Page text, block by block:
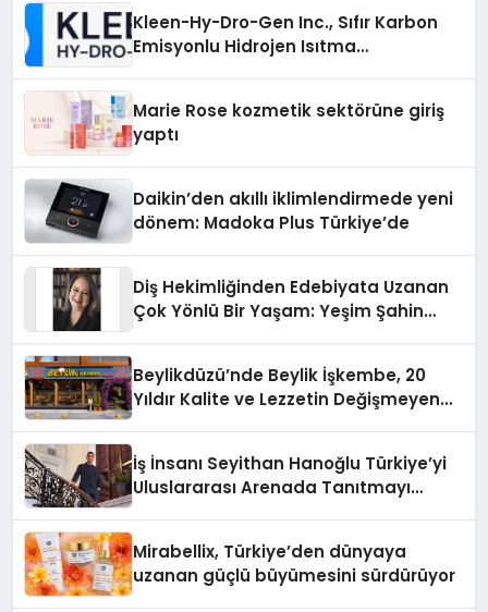
Kleen-Hy-Dro-Gen Inc., Sıfır Karbon
Emisyonlu Hidrojen Isıtma
Marie Rose kozmetik sektörüne giriş
yaptı
Daikin’den akıllı iklimlendirmede yeni
dönem: Madoka Plus Türkiye’de
Diş Hekimliğinden Edebiyata Uzanan
Çok Yönlü Bir Yaşam: Yeşim Şahin
Beylikdüzü’nde Beylik İşkembe, 20
Yıldır Kalite ve Lezzetin Değişmeyen
İş İnsanı Seyithan Hanoğlu Türkiye’yi
Uluslararası Arenada Tanıtmayı
Mirabellix, Türkiye’den dünyaya
uzanan güçlü büyümesini sürdürüyor